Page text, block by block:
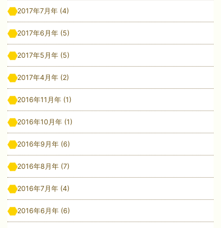
2017年7月年 (4)
2017年6月年 (5)
2017年5月年 (5)
2017年4月年 (2)
2016年11月年 (1)
2016年10月年 (1)
2016年9月年 (6)
2016年8月年 (7)
2016年7月年 (4)
2016年6月年 (6)